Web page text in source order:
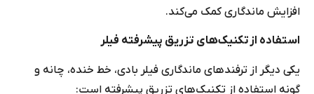
افزایش ماندگاری کمک می‌کند.
استفاده از تکنیک‌های تزریق پیشرفته فیلر
یکی دیگر از ترفندهای ماندگاری فیلر بادی، خط خنده، چانه و
گونه استفاده از تکنیک‌های تزریق پیشرفته است: